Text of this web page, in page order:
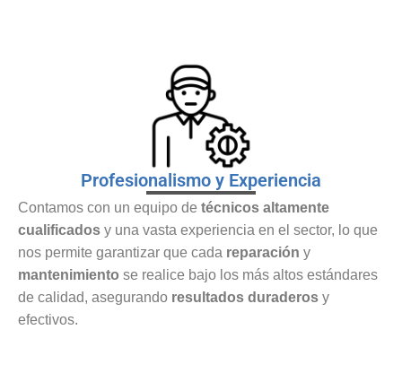
Profesionalismo y Experiencia
Contamos con un equipo de técnicos altamente
cualificados y una vasta experiencia en el sector, lo que
nos permite garantizar que cada reparación y
mantenimiento se realice bajo los más altos estándares
de calidad, asegurando resultados duraderos y
efectivos.